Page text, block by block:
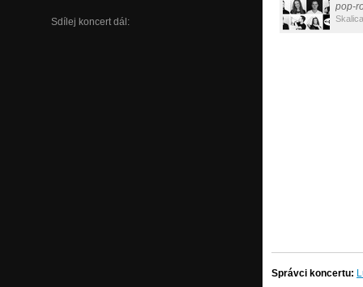
Sdílej koncert dál:
pop-
Skalica
Správci koncertu: